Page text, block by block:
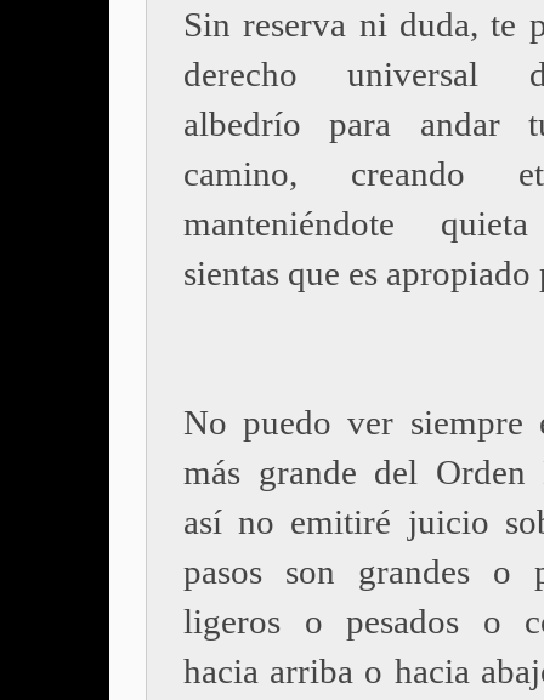
Sin reserva ni duda, te
derecho universal
albedrío para andar
camino, creando
manteniéndote
sientas que es apropiado
No puedo ver siempre
más grande del
así no emitiré juicio
pasos son grandes o
ligeros o pesados o
hacia arriba o hacia